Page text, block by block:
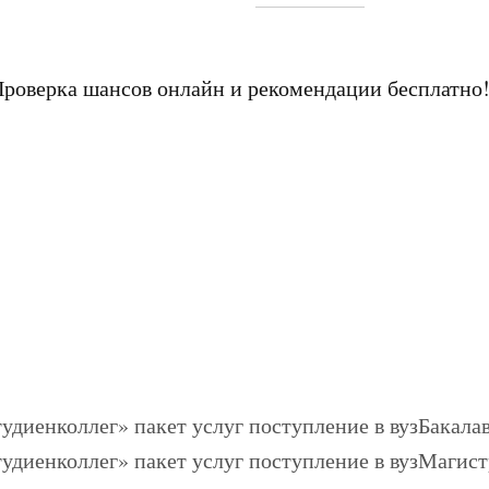
шансов онлайн и рекомендации бесплатно!